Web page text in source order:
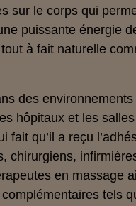
sur le corps qui
puissante énergie
à fait naturelle
des
hôpitaux et les salles
fait qu’il a reçu
chirurgiens,
en massage
tels